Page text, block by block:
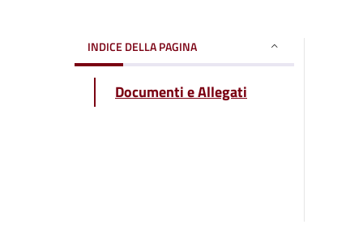
INDICE DELLA PAGINA
Documenti e Allegati